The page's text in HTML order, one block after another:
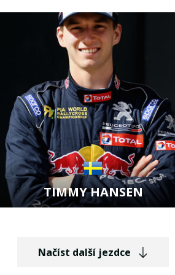
Zobrazit kartu jezdce
TIMMY HANSEN
Načíst další jezdce